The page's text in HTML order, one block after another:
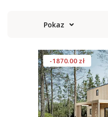
Pokaz
-1870.00 zł